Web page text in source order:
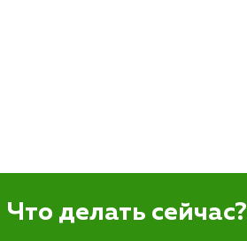
Что делать сейчас?